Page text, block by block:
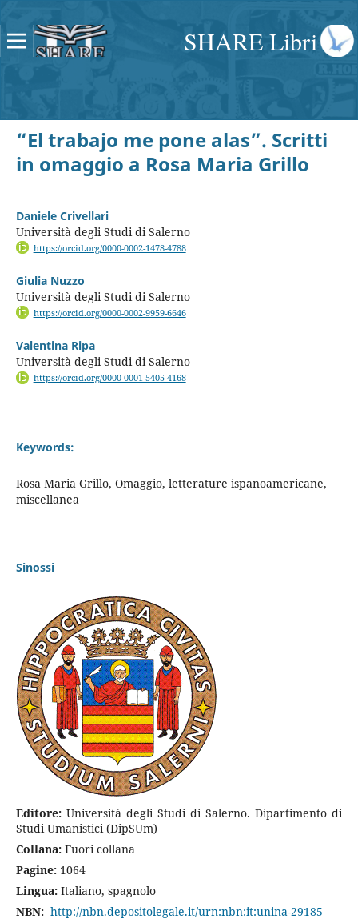
SHARE Libri
“El trabajo me pone alas”. Scritti
in omaggio a Rosa Maria Grillo
Daniele Crivellari
Università degli Studi di Salerno
https://orcid.org/0000-0002-1478-4788
Giulia Nuzzo
Università degli Studi di Salerno
https://orcid.org/0000-0002-9959-6646
Valentina Ripa
Università degli Studi di Salerno
https://orcid.org/0000-0001-5405-4168
Keywords:
Rosa Maria Grillo, Omaggio, letterature ispanoamericane,
miscellanea
Sinossi
Editore:Università degli Studi di Salerno. Dipartimento di
Studi Umanistici (DipSUm)
Collana:Fuori collana
Pagine:1064
Lingua:Italiano, spagnolo
NBN: http://nbn.depositolegale.it/urn:nbn:it:unina-29185